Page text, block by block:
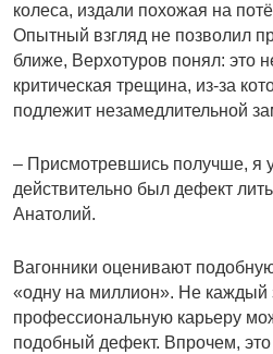
колеса, издали похожая на
Опытный взгляд не позволил
ближе, Верхотуров понял: это
критическая трещина, из-за
подлежит незамедлительной
– Присмотревшись получше, я
действительно был дефект
Анатолий.
Вагонники оценивают
«одну на миллион». Не каждый
профессиональную карьеру
подобный дефект. Впрочем, это